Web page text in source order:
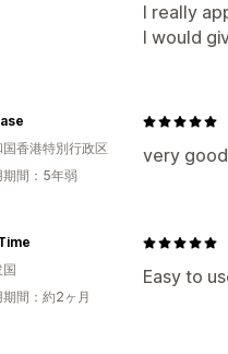
I really
I would
very
香港特別行政区
期間：5年弱
Easy to
間：約2ヶ月